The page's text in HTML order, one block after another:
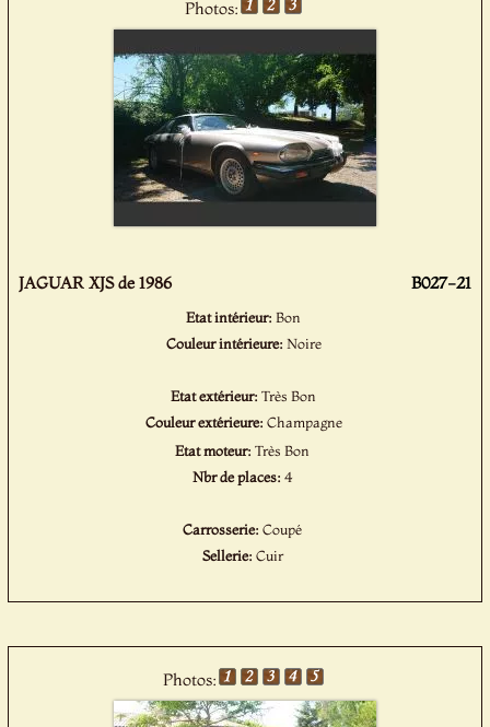
Photos:
JAGUAR XJS de 1986 B027-21
Etat intérieur:Bon
Couleur intérieure: Noire
Etat extérieur:Très Bon
Couleur extérieure: Champagne
Etat moteur:Très Bon
Nbr de places: 4
Carrosserie:Coupé
Sellerie: Cuir
Photos: